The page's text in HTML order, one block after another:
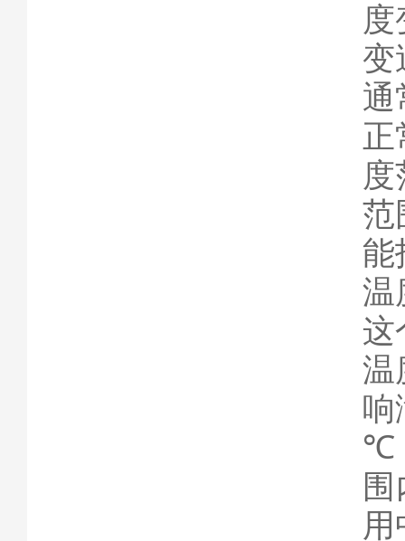
变
通
正
范
能
温
这
温
响
℃